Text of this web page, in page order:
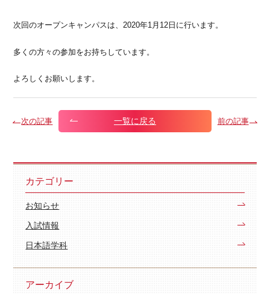
次回のオープンキャンパスは、2020年1月12日に行います。
多くの方々の参加をお持ちしています。
よろしくお願いします。
次の記事 一覧に戻る 前の記事
カテゴリー
お知らせ
入試情報
日本語学科
アーカイブ